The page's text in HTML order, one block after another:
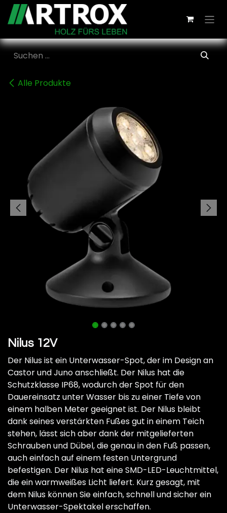
Zum Inhalt springen
Alle Produkte
Nilus 12V
Der Nilus ist ein Unterwasser-Spot, der im Design an
Castor und Juno anschließt. Der Nilus hat die
Schutzklasse IP68, wodurch der Spot für den
Dauereinsatz unter Wasser bis zu einer Tiefe von
einem halben Meter geeignet ist. Der Nilus bleibt
dank seines verstärkten Fußes gut in einem Teich
stehen, lässt sich aber dank der mitgelieferten
Schrauben und Dübel, die genau in den Fuß passen,
auch einfach auf einem festen Untergrund
befestigen. Der Nilus hat eine SMD-LED-Leuchtmittel,
die ein warmweißes Licht liefert. Kurz gesagt, mit
dem Nilus können Sie einfach, schnell und sicher ein
Unterwasser-Spektakel erschaffen.